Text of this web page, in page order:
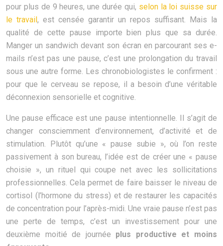
pour plus de 9 heures, une durée qui, selon la loi suisse sur
le travail, est censée garantir un repos suffisant. Mais la
qualité de cette pause importe bien plus que sa durée.
Manger un sandwich devant son écran en parcourant ses e-
mails n’est pas une pause, c’est une prolongation du travail
sous une autre forme. Les chronobiologistes le confirment :
pour que le cerveau se repose, il a besoin d’une véritable
déconnexion sensorielle et cognitive.
Une pause efficace est une pause intentionnelle. Il s’agit de
changer consciemment d’environnement, d’activité et de
stimulation. Plutôt qu’une « pause subie », où l’on reste
passivement à son bureau, l’idée est de créer une « pause
choisie », un rituel qui coupe net avec les sollicitations
professionnelles. Cela permet de faire baisser le niveau de
cortisol (l’hormone du stress) et de restaurer les capacités
de concentration pour l’après-midi. Une vraie pause n’est pas
une perte de temps, c’est un investissement pour une
deuxième moitié de journée plus productive et moins